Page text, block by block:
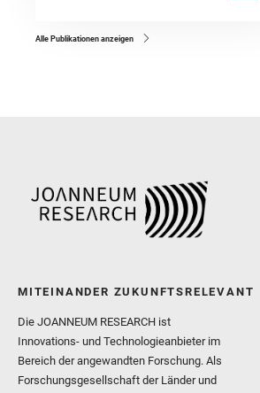
Alle Publikationen anzeigen
MITEINANDER ZUKUNFTSRELEVANT
Die JOANNEUM RESEARCH ist
Innovations- und Technologieanbieter im
Bereich der angewandten Forschung. Als
Forschungsgesellschaft der Länder und